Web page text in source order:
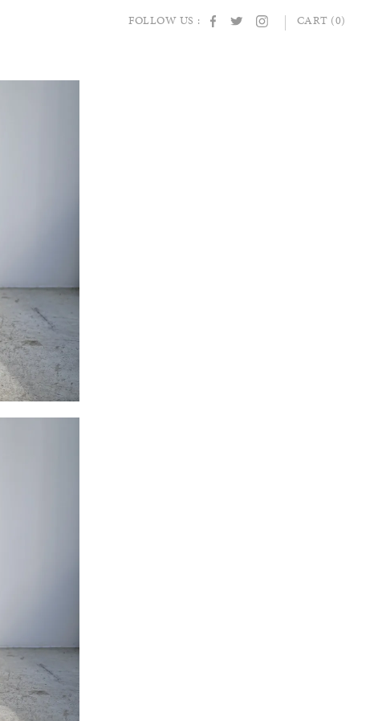
FOLLOW US : CART (0)